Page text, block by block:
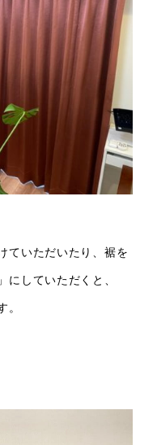
ていただいたり、裾を
にしていただくと、
。